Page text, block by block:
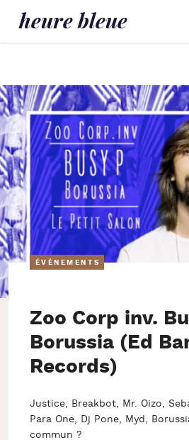
heure bleue
ÉVÈNEMENTS
Zoo Corp inv.
Borussia (Ed
Records)
Justice, Breakbot, Mr. Oizo,
Para One, Dj Pone, Myd,
commun ?